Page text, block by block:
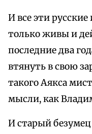
И все эти
только живы и
последние два
втянуть в свою
такого Аякса
мысли, как
И старый